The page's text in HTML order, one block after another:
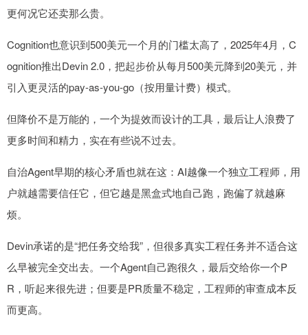
更何况它还卖那么贵。
Cognition也意识到500美元一个月的门槛太高了，2025年4月，C
ognition推出Devin 2.0，把起步价从每月500美元降到20美元，并
引入更灵活的pay-as-you-go（按用量计费）模式。
但降价不是万能的，一个为提效而设计的工具，最后让人浪费了
更多时间和精力，实在有些说不过去。
自治Agent早期的核心矛盾也就在这：AI越像一个独立工程师，用
户就越需要信任它，但它越是黑盒式地自己跑，跑偏了就越麻
烦。
Devin承诺的是“把任务交给我”，但很多真实工程任务并不适合这
么早被完全交出去。一个Agent自己跑很久，最后交给你一个P
R，听起来很先进；但要是PR质量不稳定，工程师的审查成本反
而更高。